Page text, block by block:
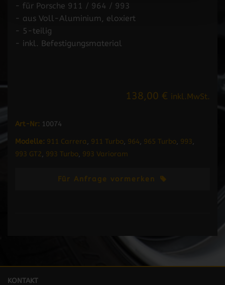
- für Porsche 911 / 964 / 993
- aus Voll-Aluminium, eloxiert
- 5-teilig
- inkl. Befestigungsmaterial
138,00 € inkl.MwSt.
Art-Nr: 10074
Modelle: 911 Carrera, 911 Turbo, 964, 965 Turbo, 993,
993 GT2, 993 Turbo, 993 Varioram
Für Anfrage vormerken
KONTAKT